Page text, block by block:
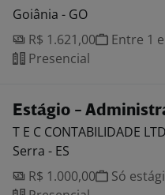
Goiânia - GO
R$ 1.621,00
Entre 1
Presencial
Estágio -
T E C CONTABILIDADE
Serra - ES
R$ 1.000,00
Só